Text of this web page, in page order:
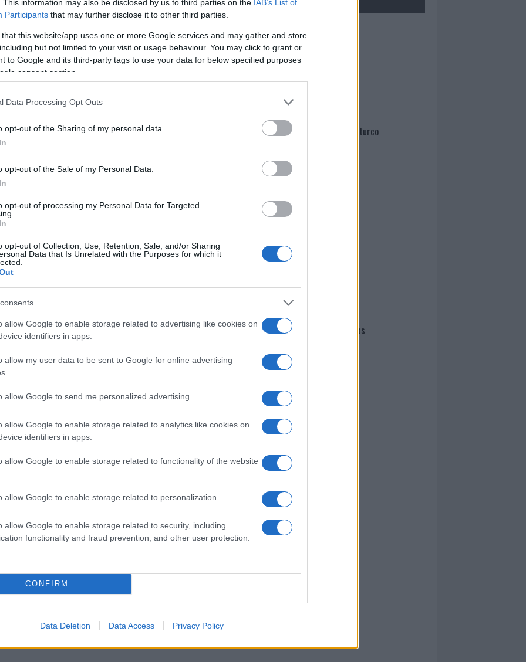
This information may also be disclosed by us to third parties on the IAB’s List of
Participants that may further disclose it to other third parties.
that this website/app uses one or more Google services and may gather and store
but not limited to your visit or usage behaviour. You may click to grant or
to Google and its third-party tags to use your data for below specified purposes
consent section.
Data Processing Opt Outs
opt-out of the Sharing of my personal data.
opt-out of the Sale of my Personal Data.
opt-out of processing my Personal Data for Targeted
opt-out of Collection, Use, Retention, Sale, and/or Sharing
Data that Is Unrelated with the Purposes for which it
allow Google to enable storage related to advertising like cookies on
identifiers in apps.
allow my user data to be sent to Google for online advertising
allow Google to send me personalized advertising.
allow Google to enable storage related to analytics like cookies on
identifiers in apps.
allow Google to enable storage related to functionality of the website
allow Google to enable storage related to personalization.
allow Google to enable storage related to security, including
functionality and fraud prevention, and other user protection.
CONFIRM
Data Deletion Data Access Privacy Policy
Costa Smeraldae ideata dal regista
di Arzachena. L’assessora al Turismo
entusiasmo l’iniziativa, sottolineando
di salute e benessere del territorio. Un
Cossuper la sua preziosa
di Arzachena non solo come destinazione
un modello di turismo sostenibile.
benessere dei residenti. Questo risultato
ponendo Arzachena e la sua
su longevità e salute.
nella sezioneLogin
Consorzio Costa Smeralda
Francesco Cossu
di GalluraOggi.it
i tuoi video e le tue foto
+39 345 356 7512
news da
Mario Malu
Paolo Pinna
Martina Agostina Diturco
Giovannimaria Cabras